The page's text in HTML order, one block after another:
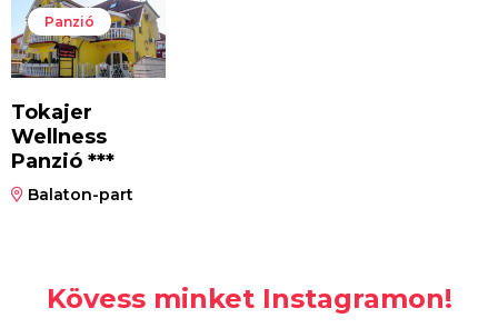
Panzió
Tokajer
Wellness
Panzió ***
Balaton-part
Kövess minket Instagramon!